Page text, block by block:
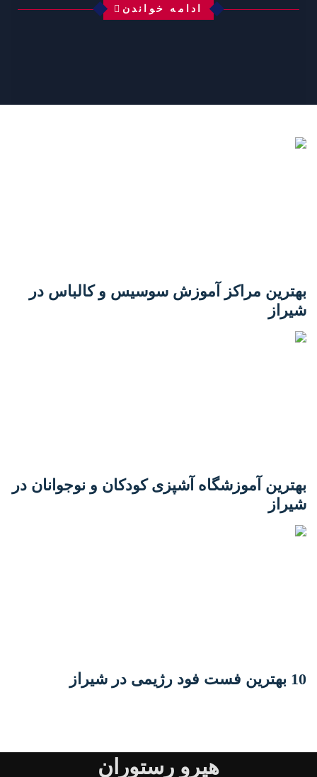
ادامه خواندن
بهترین مراکز آموزش سوسیس و کالباس در
شیراز
بهترین آموزشگاه آشپزی کودکان و نوجوانان در
شیراز
10 بهترین فست فود رژیمی در شیراز
هیرو رستوران